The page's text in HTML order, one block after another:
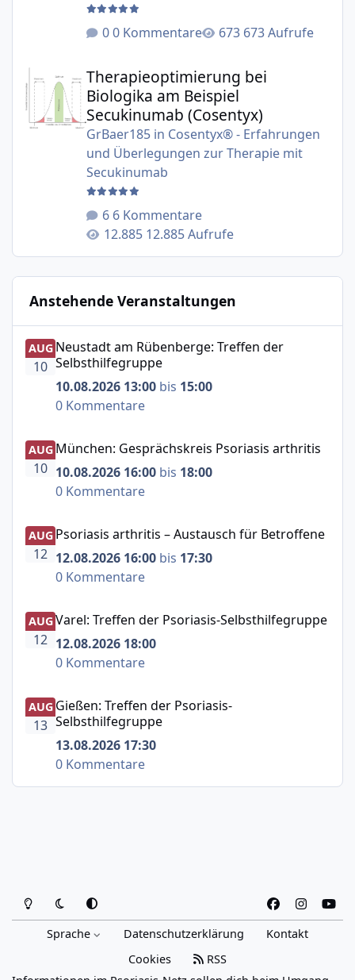
0 Kommentare
673 Aufrufe
Therapieoptimierung bei Biologika am Beispiel
Therapieoptimierung bei
Biologika am Beispiel
Secukinumab (Cosentyx)
GrBaer185in Cosentyx® - Erfahrungen
und Überlegungen zur Therapie mit
Secukinumab
6 Kommentare
12.885 Aufrufe
Anstehende Veranstaltungen
Neustadt am Rübenberge: Treffen der Selbsthilfegruppe
AUG
10
Neustadt am Rübenberge: Treffen der
Selbsthilfegruppe
10.08.2026 13:00 bis 15:00
0 Kommentare
München: Gesprächskreis Psoriasis arthritis
AUG
10
München: Gesprächskreis Psoriasis arthritis
10.08.2026 16:00 bis 18:00
0 Kommentare
Psoriasis arthritis – Austausch für Betroffene
AUG
12
Psoriasis arthritis – Austausch für Betroffene
12.08.2026 16:00 bis 17:30
0 Kommentare
Varel: Treffen der Psoriasis-Selbsthilfegruppe
AUG
12
Varel: Treffen der Psoriasis-Selbsthilfegruppe
12.08.2026 18:00
0 Kommentare
Gießen: Treffen der Psoriasis-Selbsthilfegruppe
AUG
13
Gießen: Treffen der Psoriasis-
Selbsthilfegruppe
13.08.2026 17:30
0 Kommentare
Heller ModusDunkler Modus
Systemeinstellung
a
b
n
s
a
o
u
Sprache Datenschutzerklärung
Kontakt
Cookies
RSS